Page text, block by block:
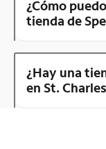
¿Cómo
tienda de
¿Hay una
en St.